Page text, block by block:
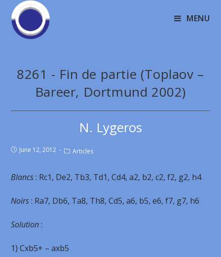
MENU
8261 - Fin de partie (Toplaov –
Bareer, Dortmund 2002)
N. Lygeros
June 12, 2012 Articles
Blancs: Rc1, De2, Tb3, Td1, Cd4, a2, b2, c2, f2, g2, h4
Noirs: Ra7, Db6, Ta8, Th8, Cd5, a6, b5, e6, f7, g7, h6
Solution:
1) Cxb5+ – axb5